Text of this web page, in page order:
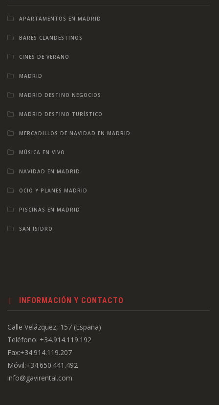
APARTAMENTOS EN MADRID
BARES CLANDESTINOS
CINES DE VERANO
MADRID
MADRID DESTINO NEGOCIOS
MADRID DESTINO TURÍSTICO
MERCADILLOS DE NAVIDAD EN MADRID
MÚSICA EN VIVO
NAVIDAD EN MADRID
OCIO Y PLANES MADRID
PISCINAS EN MADRID
SAN ISIDRO
INFORMACIÓN Y CONTACTO
Calle Velázquez, 157 (España)
Teléfono: +34.914.119.192
Fax:+34.914.119.207
Móvil:+34.650.441.492
info@gavirental.com